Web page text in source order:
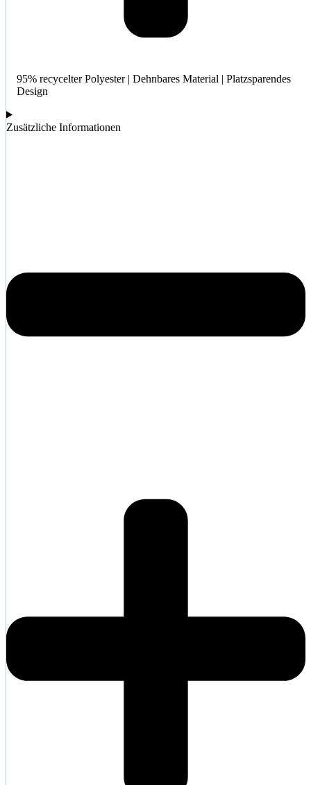
95% recycelter Polyester | Dehnbares Material | Platzsparendes
Design
Zusätzliche Informationen